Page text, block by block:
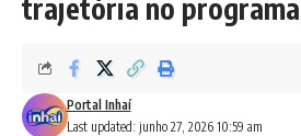
trajetória no programa
Last updated: junho 27, 2026 10:59 am
Portal Inhaí